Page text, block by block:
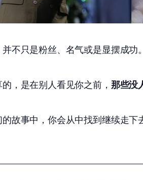
不只是粉丝、名气或是显摆成功。
，是在别人看见你之前， 那些没
故事中，你会从中找到继续走